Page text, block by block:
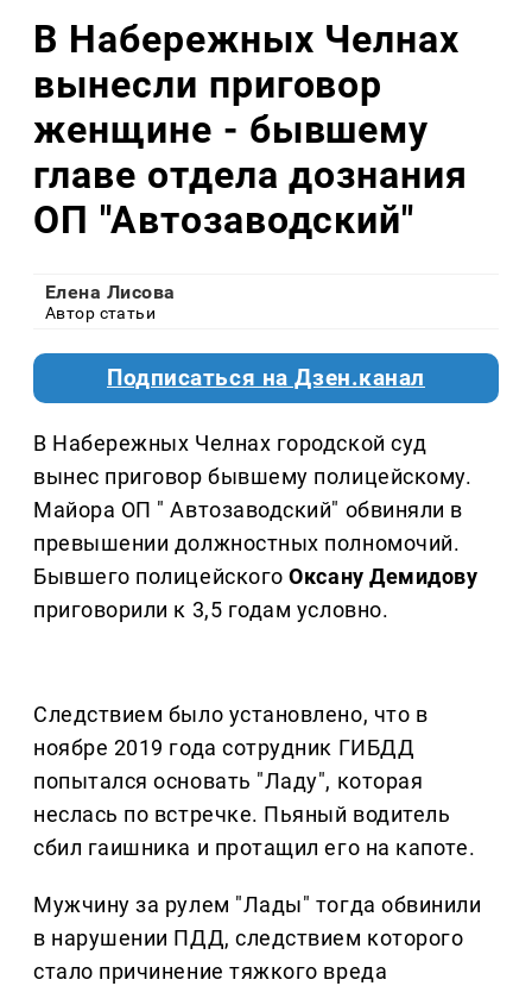
В Набережных Челнах
вынесли приговор
женщине - бывшему
главе отдела дознания
ОП "Автозаводский"
Елена Лисова
Автор статьи
Подписаться на Дзен.канал
В Набережных Челнах городской суд
вынес приговор бывшему полицейскому.
Майора ОП " Автозаводский" обвиняли в
превышении должностных полномочий.
Бывшего полицейского Оксану Демидову
приговорили к 3,5 годам условно.
Следствием было установлено, что в
ноябре 2019 года сотрудник ГИБДД
попытался основать "Ладу", которая
неслась по встречке. Пьяный водитель
сбил гаишника и протащил его на капоте.
Мужчину за рулем "Лады" тогда обвинили
в нарушении ПДД, следствием которого
стало причинение тяжкого вреда